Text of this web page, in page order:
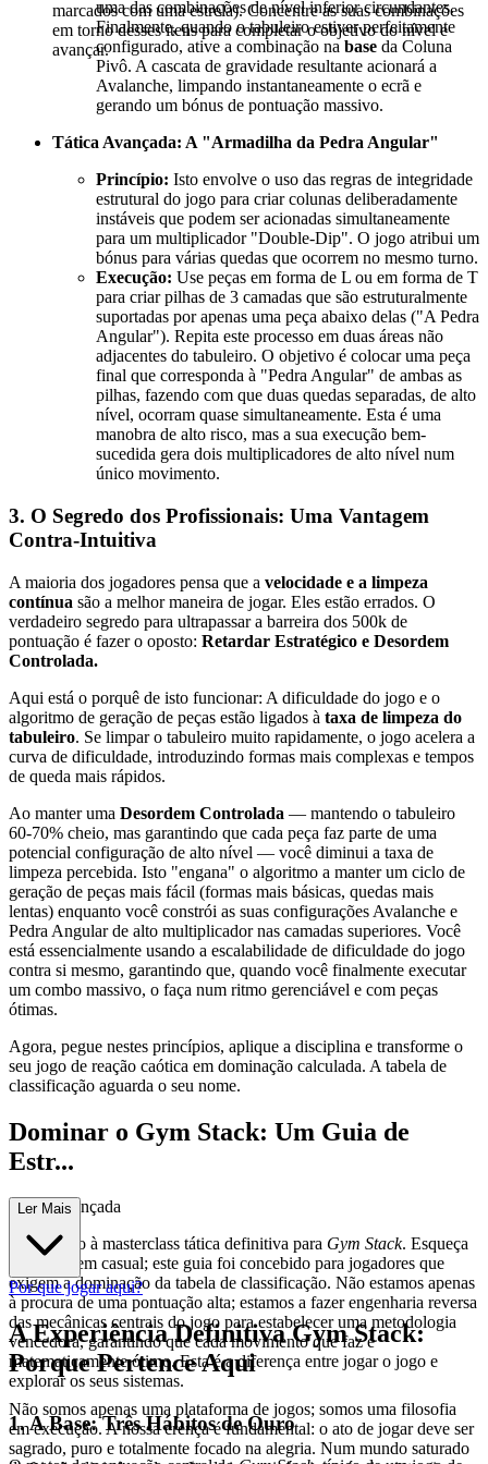
marcados com uma estrela). Concentre as suas combinações
em torno desses itens para completar o objetivo do nível e
avançar.
uma das combinações de nível inferior circundantes.
Finalmente, quando o tabuleiro estiver perfeitamente
configurado, ative a combinação na base da Coluna
Pivô. A cascata de gravidade resultante acionará a
Avalanche, limpando instantaneamente o ecrã e
gerando um bónus de pontuação massivo.
Tática Avançada: A "Armadilha da Pedra Angular"
Princípio: Isto envolve o uso das regras de integridade
estrutural do jogo para criar colunas deliberadamente
instáveis que podem ser acionadas simultaneamente
para um multiplicador "Double-Dip". O jogo atribui um
bónus para várias quedas que ocorrem no mesmo turno.
Execução: Use peças em forma de L ou em forma de T
para criar pilhas de 3 camadas que são estruturalmente
suportadas por apenas uma peça abaixo delas ("A Pedra
Angular"). Repita este processo em duas áreas não
adjacentes do tabuleiro. O objetivo é colocar uma peça
final que corresponda à "Pedra Angular" de ambas as
pilhas, fazendo com que duas quedas separadas, de alto
nível, ocorram quase simultaneamente. Esta é uma
manobra de alto risco, mas a sua execução bem-
sucedida gera dois multiplicadores de alto nível num
único movimento.
3. O Segredo dos Profissionais: Uma Vantagem
Contra-Intuitiva
A maioria dos jogadores pensa que a velocidade e a limpeza
contínua são a melhor maneira de jogar. Eles estão errados. O
verdadeiro segredo para ultrapassar a barreira dos 500k de
pontuação é fazer o oposto: Retardar Estratégico e Desordem
Controlada.
Aqui está o porquê de isto funcionar: A dificuldade do jogo e o
algoritmo de geração de peças estão ligados à taxa de limpeza do
tabuleiro. Se limpar o tabuleiro muito rapidamente, o jogo acelera a
curva de dificuldade, introduzindo formas mais complexas e tempos
de queda mais rápidos.
Ao manter uma Desordem Controlada — mantendo o tabuleiro
60-70% cheio, mas garantindo que cada peça faz parte de uma
potencial configuração de alto nível — você diminui a taxa de
limpeza percebida. Isto "engana" o algoritmo a manter um ciclo de
geração de peças mais fácil (formas mais básicas, quedas mais
lentas) enquanto você constrói as suas configurações Avalanche e
Pedra Angular de alto multiplicador nas camadas superiores. Você
está essencialmente usando a escalabilidade de dificuldade do jogo
contra si mesmo, garantindo que, quando você finalmente executar
um combo massivo, o faça num ritmo gerenciável e com peças
ótimas.
Agora, pegue nestes princípios, aplique a disciplina e transforme o
seu jogo de reação caótica em dominação calculada. A tabela de
classificação aguarda o seu nome.
Dominar o Gym Stack: Um Guia de
Estr...
atégia Avançada
Bem-vindo à masterclass tática definitiva para Gym Stack. Esqueça
a abordagem casual; este guia foi concebido para jogadores que
exigem a dominação da tabela de classificação. Não estamos apenas
à procura de uma pontuação alta; estamos a fazer engenharia reversa
das mecânicas centrais do jogo para estabelecer uma metodologia
vencedora, garantindo que cada movimento que faz é
matematicamente ótimo. Esta é a diferença entre jogar o jogo e
explorar os seus sistemas.
1. A Base: Três Hábitos de Ouro
Ler Mais
Por que jogar aqui?
A Experiência Definitiva Gym Stack:
Porque Pertence Aqui
Não somos apenas uma plataforma de jogos; somos uma filosofia
em execução. A nossa crença é fundamental: o ato de jogar deve ser
sagrado, puro e totalmente focado na alegria. Num mundo saturado